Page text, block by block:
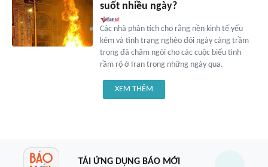
suốt nhiều ngày?
Các nhà phân tích cho rằng nền kinh tế yếu
kém và tình trạng nghèo đói ngày càng trầm
trọng đã châm ngòi cho các cuộc biểu tình
rầm rộ ở Iran trong những ngày qua.
XEM THÊM
TẢI ỨNG DỤNG BÁO MỚI